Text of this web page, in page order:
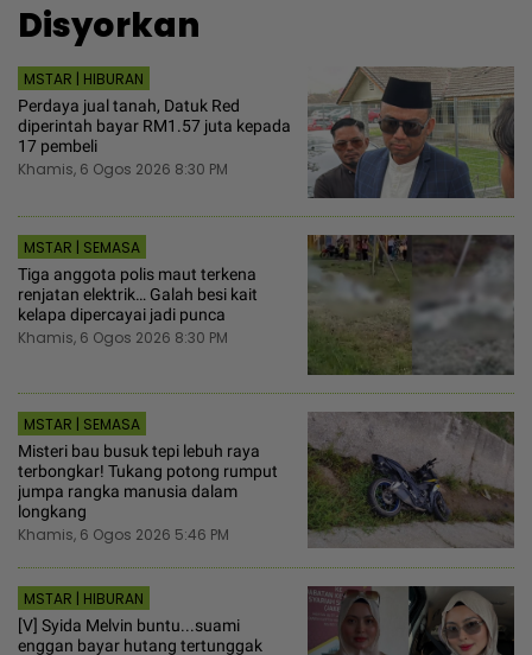
Disyorkan
MSTAR | HIBURAN
Perdaya jual tanah, Datuk Red
diperintah bayar RM1.57 juta kepada
17 pembeli
Khamis, 6 Ogos 2026 8:30 PM
MSTAR | SEMASA
Tiga anggota polis maut terkena
renjatan elektrik… Galah besi kait
kelapa dipercayai jadi punca
Khamis, 6 Ogos 2026 8:30 PM
MSTAR | SEMASA
Misteri bau busuk tepi lebuh raya
terbongkar! Tukang potong rumput
jumpa rangka manusia dalam
longkang
Khamis, 6 Ogos 2026 5:46 PM
MSTAR | HIBURAN
[V] Syida Melvin buntu...suami
enggan bayar hutang tertunggak